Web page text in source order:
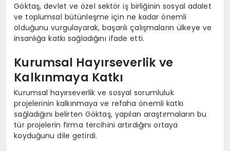
Göktaş, devlet ve özel sektör iş birliğinin sosyal adalet
ve toplumsal bütünleşme için ne kadar önemli
olduğunu vurgulayarak, başarılı çalışmaların ülkeye ve
insanlığa katkı sağladığını ifade etti.
Kurumsal Hayırseverlik ve
Kalkınmaya Katkı
Kurumsal hayırseverlik ve sosyal sorumluluk
projelerinin kalkınmaya ve refaha önemli katkı
sağladığını belirten Göktaş, yapılan araştırmaların bu
tür projelerin firma tercihini artırdığını ortaya
koyduğunu dile getirdi.